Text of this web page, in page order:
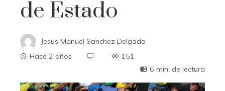
de Estado
Jesus Manuel Sanchez Delgado
Hace 2 años
151
6 min. de lectura